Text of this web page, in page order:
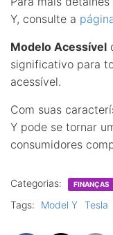
Y, consulte a
Modelo Acessível
significativo para
acessível.
Com suas
Y pode se tornar
consumidores
Categorias: FINANÇAS
Tags: Model Y Tesla